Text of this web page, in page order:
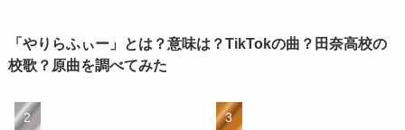
「やりらふぃー」とは？意味は？TikTokの曲？田奈高校の
校歌？原曲を調べてみた